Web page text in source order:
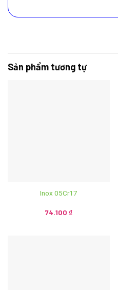
Sản phẩm tương tự
Inox 05Cr17
74.100 ₫